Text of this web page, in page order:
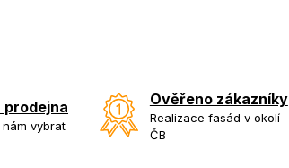
prodejna
vybrat
Ověřeno zákazníky
Realizace fasád v okolí
ČB